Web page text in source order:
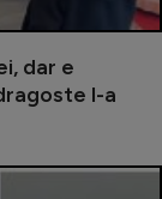
dar e
l-a